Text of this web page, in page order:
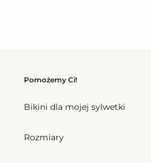
Pomożemy Ci!
Bikini dla mojej sylwetki
Rozmiary